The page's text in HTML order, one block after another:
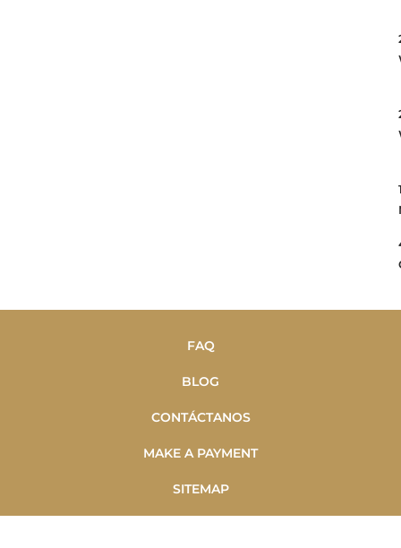
FAQ
BLOG
CONTÁCTANOS
MAKE A PAYMENT
SITEMAP